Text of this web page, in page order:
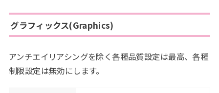
グラフィックス(Graphics)
アンチエイリアシングを除く各種品質設定は最高、各種
制限設定は無効にします。